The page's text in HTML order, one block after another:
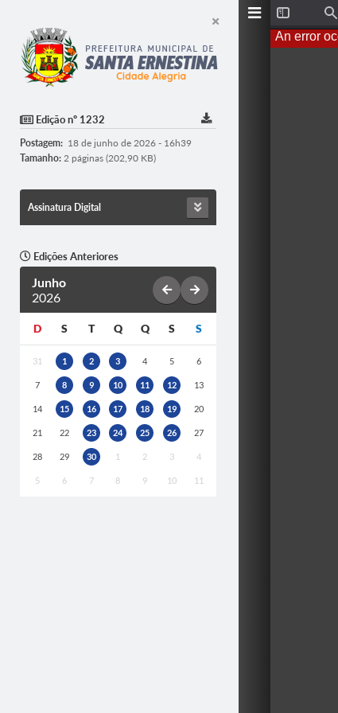
Edição nº 1232
Postagem: 18 de junho de 2026 - 16h39
Tamanho: 2 páginas (202,90 KB)
Assinatura Digital
Edições Anteriores
Junho
2026
D S T Q Q S S
31 1 2 3 4 5 6
7 8 9 10 11 12 13
14 15 16 17 18 19 20
21 22 23 24 25 26 27
28 29 30 1 2 3 4
5 6 7 8 9 10 11
Sidebar
An error